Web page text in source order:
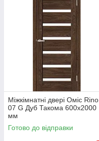
Міжкімнатні двері Оміс Rino
07 G Дуб Такома 600х2000
мм
Готово до відправки